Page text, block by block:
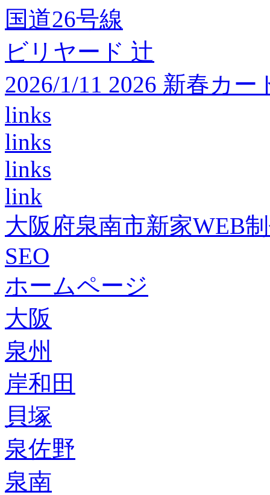
国道26号線
ビリヤード 辻
2026/1/11 2026 新春カ
links
links
links
link
大阪府泉南市新家WEB
SEO
ホームページ
大阪
泉州
岸和田
貝塚
泉佐野
泉南